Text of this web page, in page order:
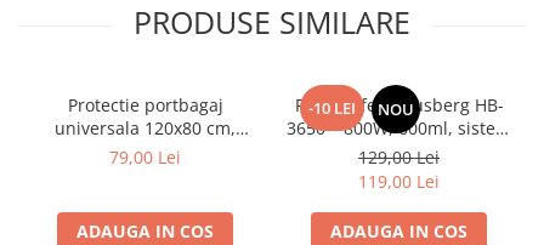
PRODUSE SIMILARE
Protectie portbagaj
universala 120x80 cm,
dimensiuni ajustabile,
79,00 Lei
ADAUGA IN COS
-10 LEI NOU
Filtru cafea Hausberg HB-
3650 – 800W, 600ml, sistem
anti-picurare, negru
129,00 Lei
119,00 Lei
ADAUGA IN COS